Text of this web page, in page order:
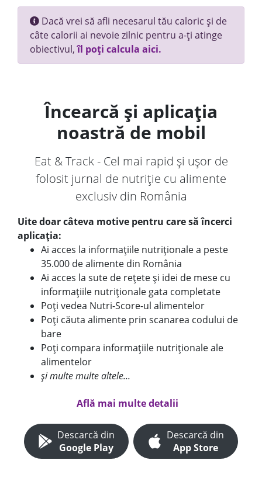
Dacă vrei să afli necesarul tău caloric și de
câte calorii ai nevoie zilnic pentru a-ți atinge
obiectivul,îl poți calcula aici.
Încearcă și aplicația
noastră de mobil
Eat & Track - Cel mai rapid și ușor de
folosit jurnal de nutriție cu alimente
exclusiv din România
Uite doar câteva motive pentru care să încerci
aplicația:
Ai acces la informațiile nutriționale a peste
35.000 de alimente din România
Ai acces la sute de rețete și idei de mese cu
informațiile nutriționale gata completate
Poți vedea Nutri-Score-ul alimentelor
Poți căuta alimente prin scanarea codului de
bare
Poți compara informațiile nutriționale ale
alimentelor
și multe multe altele...
Află mai multe detalii
Descarcă din
Google Play
Descarcă din
App Store